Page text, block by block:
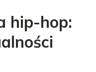
hip-hop: